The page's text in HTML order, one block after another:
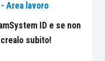
Area lavoro
ID e se non
subito!